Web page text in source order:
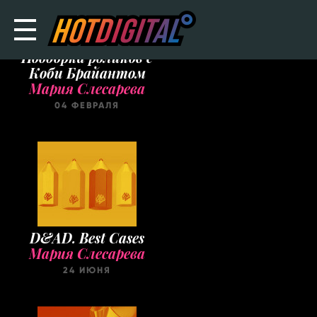
Подборка роликов с
Коби Брайантом
Мария Слесарева
04 ФЕВРАЛЯ
D&AD. Best Cases
Мария Слесарева
24 ИЮНЯ